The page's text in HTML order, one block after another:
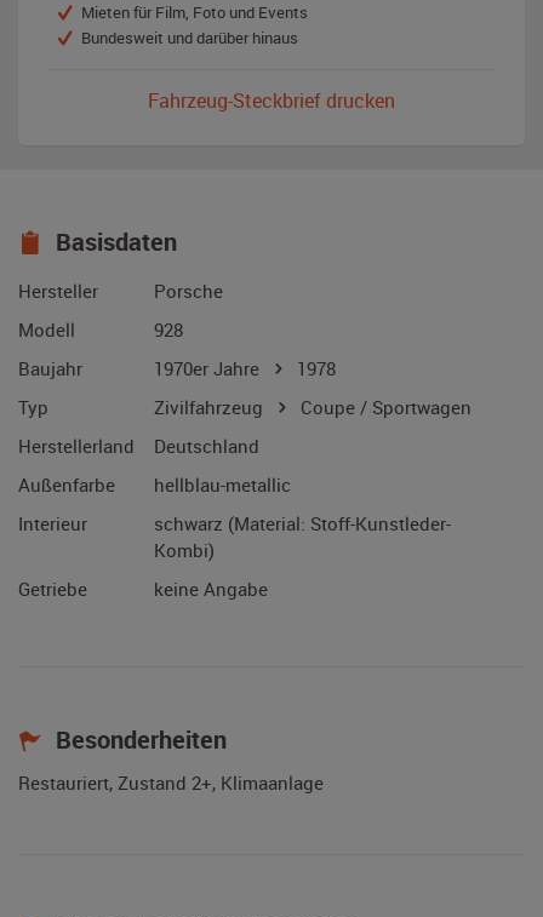
Mieten für Film, Foto und Events
Bundesweit und darüber hinaus
Fahrzeug-Steckbrief drucken
Basisdaten
Hersteller
Porsche
Modell
928
Baujahr
1970er Jahre
1978
Typ
Zivilfahrzeug
Coupe / Sportwagen
Herstellerland
Deutschland
Außenfarbe
hellblau-metallic
Interieur
schwarz (Material: Stoff-Kunstleder-
Kombi)
Getriebe
keine Angabe
Besonderheiten
Restauriert, Zustand 2+, Klimaanlage